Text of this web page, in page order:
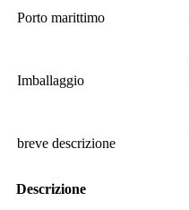
Porto marittimo
Imballaggio
breve descrizione
Descrizione